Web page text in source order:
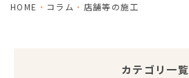
HOME コラム 店舗等の施工
カテゴリ一覧